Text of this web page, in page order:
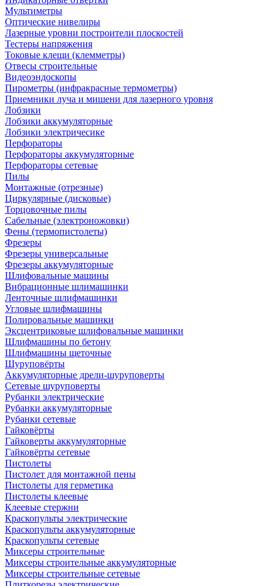
Мультиметры
Оптические нивелиры
Лазерные уровни построители плоскостей
Тестеры напряжения
Токовые клещи (клемметры)
Отвесы строительные
Видеоэндоскопы
Пирометры (инфракрасные термометры)
Приемники луча и мишени для лазерного уровня
Лобзики
Лобзики аккумуляторные
Лобзики электричесике
Перфораторы
Перфораторы аккумуляторные
Перфораторы сетевые
Пилы
Монтажные (отрезные)
Циркулярные (дисковые)
Торцовочные пилы
Сабельные (электроножовки)
Фены (термопистолеты)
Фрезеры
Фрезеры универсальные
Фрезеры аккумуляторные
Шлифовальные машины
Вибрационные шлимашинки
Ленточные шлифмашинки
Угловые шлифмашины
Полировальные машинки
Эксцентриковые шлифовальные машинки
Шлифмашины по бетону
Шлифмашины щеточные
Шуруповёрты
Аккумуляторные дрели-шуруповерты
Сетевые шуруповерты
Рубанки электрические
Рубанки аккумуляторные
Рубанки сетевые
Гайковёрты
Гайковерты аккумуляторные
Гайковёрты сетевые
Пистолеты
Пистолет для монтажной пены
Пистолеты для герметика
Пистолеты клеевые
Клеевые стержни
Краскопульты электрические
Краскопульты аккумуляторные
Краскопульты сетевые
Миксеры строительные
Миксеры строительные аккумуляторные
Миксеры строительные сетевые